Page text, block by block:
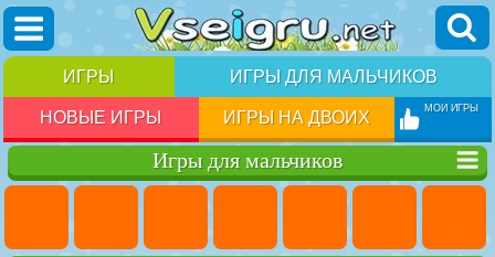
ИГРЫ ИГРЫ ДЛЯ МАЛЬЧИКОВ
НОВЫЕ ИГРЫ ИГРЫ НА ДВОИХ МОИ ИГРЫ
Игры для мальчиков